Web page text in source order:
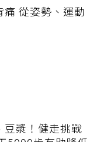
從姿勢、運動
豆漿！健走挑戰